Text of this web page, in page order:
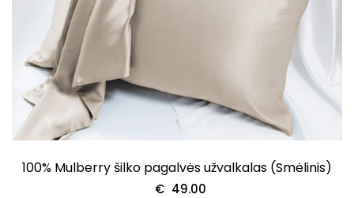
100% Mulberry šilko pagalvės užvalkalas (Smėlinis)
€ 49.00